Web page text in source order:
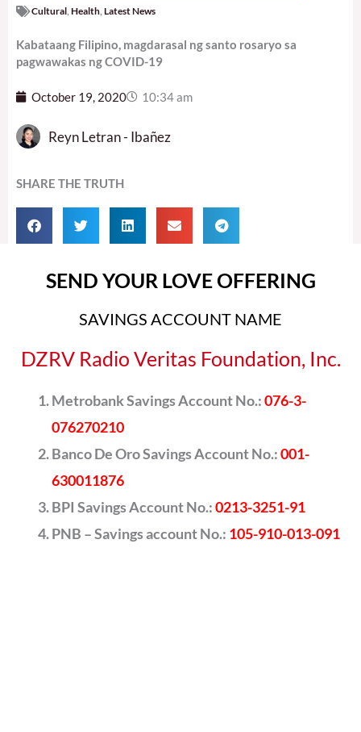
Cultural Health Latest News
Kabataang Filipino, magdarasal ng santo rosaryo sa
pagwawakas ng COVID-19
October 19, 2020 10:34 am
Reyn Letran - Ibañez
SHARE THE TRUTH
SEND YOUR LOVE OFFERING
SAVINGS ACCOUNT NAME
DZRV Radio Veritas Foundation, Inc.
Metrobank Savings Account No.:076-3-
076270210
Banco De Oro Savings Account No.:001-
630011876
BPI Savings Account No.:0213-3251-91
PNB – Savings account No.: 105-910-013-091